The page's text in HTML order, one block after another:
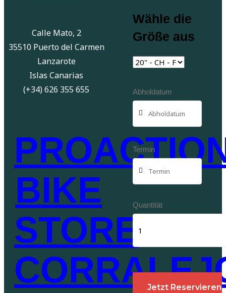
Wähle die
Größe aus
Abholdatum
Termin
Quantität
Jetzt Reservieren
Calle Mato, 2
35510 Puerto del Carmen
Lanzarote
Islas Canarias
(+34) 626 355 655
BIKE
STORE